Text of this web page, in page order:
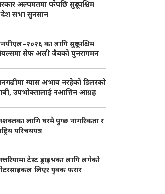
अल्पमतमा परेपछि सुदूरपश्चिम
सभा सुनसान
का लागि सुदूरपश्चिम
सेफ अली जैबको पुनरागमन
ग्यास अभाव नरहेको डिलरको
उपभोक्तालाई नआत्तिन आग्रह
लागि घरमै पुग्छ नागरिकता र
परिचयपत्र
टेस्ट ड्राइभका लागि लगेको
लिएर युवक फरार